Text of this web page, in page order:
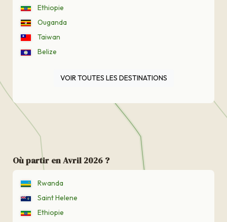
Ethiopie
Ouganda
Taiwan
Belize
VOIR TOUTES LES DESTINATIONS
Où partir en Avril 2026 ?
Rwanda
Saint Helene
Ethiopie